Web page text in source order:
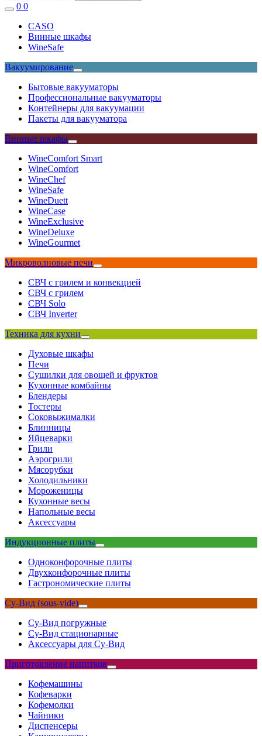
0 0
CASO
Винные шкафы
WineSafe
Вакуумирование
Бытовые вакууматоры
Профессиональные вакууматоры
Контейнеры для вакуумации
Пакеты для вакууматора
Винные шкафы
WineComfort Smart
WineComfort
WineChef
WineSafe
WineDuett
WineCase
WineExclusive
WineDeluxe
WineGourmet
Микроволновые печи
СВЧ с грилем и конвекцией
СВЧ с грилем
СВЧ Solo
СВЧ Inverter
Техника для кухни
Духовые шкафы
Печи
Сушилки для овощей и фруктов
Кухонные комбайны
Блендеры
Тостеры
Соковыжималки
Блинницы
Яйцеварки
Грили
Аэрогрили
Мясорубки
Холодильники
Мороженицы
Кухонные весы
Напольные весы
Аксессуары
Индукционные плиты
Одноконфорочные плиты
Двухконфорочные плиты
Гастрономические плиты
Су-Вид (sous-vide)
Су-Вид погружные
Су-Вид стационарные
Аксессуары для Су-Вид
Приготовление напитков
Кофемашины
Кофеварки
Кофемолки
Чайники
Диспенсеры